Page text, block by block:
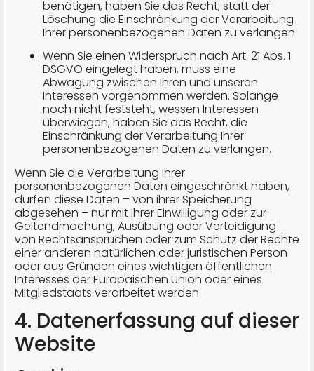
benötigen, haben Sie das Recht, statt der
Löschung die Einschränkung der Verarbeitung
Ihrer personenbezogenen Daten zu verlangen.
Wenn Sie einen Widerspruch nach Art. 21 Abs. 1
DSGVO eingelegt haben, muss eine
Abwägung zwischen Ihren und unseren
Interessen vorgenommen werden. Solange
noch nicht feststeht, wessen Interessen
überwiegen, haben Sie das Recht, die
Einschränkung der Verarbeitung Ihrer
personenbezogenen Daten zu verlangen.
Wenn Sie die Verarbeitung Ihrer
personenbezogenen Daten eingeschränkt haben,
dürfen diese Daten – von ihrer Speicherung
abgesehen – nur mit Ihrer Einwilligung oder zur
Geltendmachung, Ausübung oder Verteidigung
von Rechtsansprüchen oder zum Schutz der Rechte
einer anderen natürlichen oder juristischen Person
oder aus Gründen eines wichtigen öffentlichen
Interesses der Europäischen Union oder eines
Mitgliedstaats verarbeitet werden.
4. Datenerfassung auf dieser
Website